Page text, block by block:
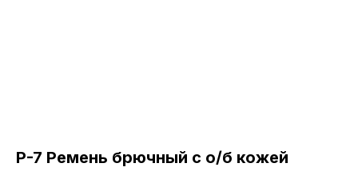
Р-7 Ремень брючный с о/б кожей